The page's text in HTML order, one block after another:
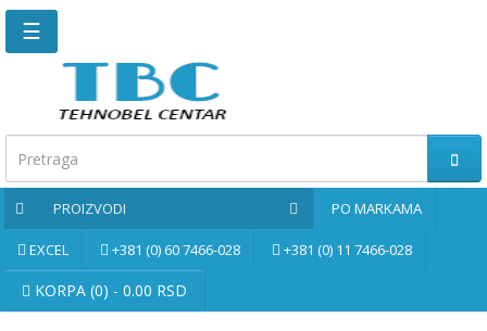
Glavna
Kontaktirajte
nas
Po
markama
PROIZVODI
☰
PROIZVODI PO MARKAMA
EXCEL +381 (0) 60 7466-028 +381 (0) 11 7466-028
KORPA (0) - 0.00 RSD